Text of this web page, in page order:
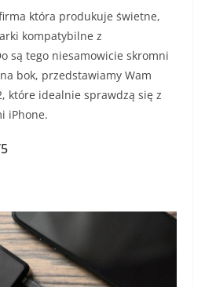
która produkuje świetne,
kompatybilne z
są tego niesamowicie skromni
bok, przedstawiamy Wam
które idealnie sprawdzą się z
iPhone.